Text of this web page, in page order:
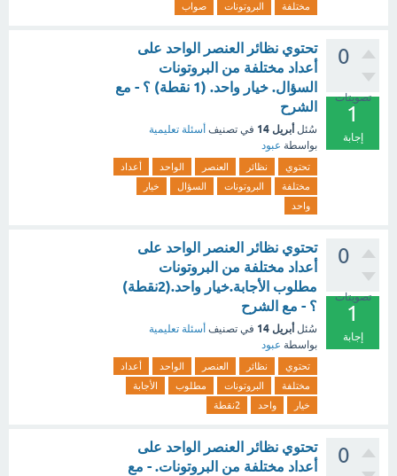
مختلفة
البروتونات صواب
0
تصويتات
1
إجابة
تحتوي نظائر العنصر الواحد على
أعداد مختلفة من البروتونات
السؤال. خيار واحد. (1 نقطة) ؟ - مع
الشرح
سُئل أبريل 14 في تصنيف أسئلة تعليمية
بواسطة عبود
تحتوي نظائر العنصر الواحد
أعداد
مختلفة
البروتونات السؤال
خيار
واحد
0
تصويتات
1
إجابة
تحتوي نظائر العنصر الواحد على
أعداد مختلفة من البروتونات
مطلوب الأجابة.خيار واحد.(2نقطة)
؟ - مع الشرح
سُئل أبريل 14 في تصنيف أسئلة تعليمية
بواسطة عبود
تحتوي نظائر العنصر الواحد
أعداد
مختلفة
البروتونات مطلوب
الأجابة
خيار
واحد 2نقطة
0
تحتوي نظائر العنصر الواحد على
أعداد مختلفة من البروتونات. - مع